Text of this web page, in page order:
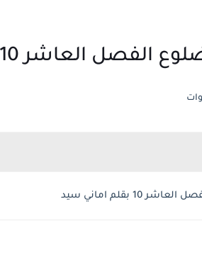
العاشر 10 بقلم اماني سيد
10 بقلم اماني سيد